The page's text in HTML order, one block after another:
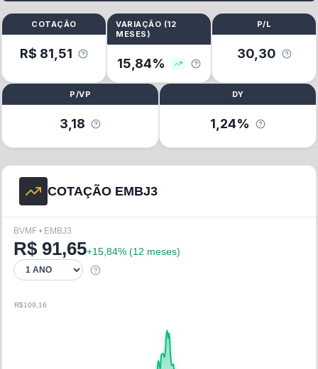
COTAÇÃO
R$ 81,51
VARIAÇÃO (12
MESES )
15,84%
P/L
30,30
P/VP
3,18
DY
1,24%
COTAÇÃO EMBJ3
BVMF • EMBJ3
R$ 91,65+15,84% (12 meses)
R$109,16